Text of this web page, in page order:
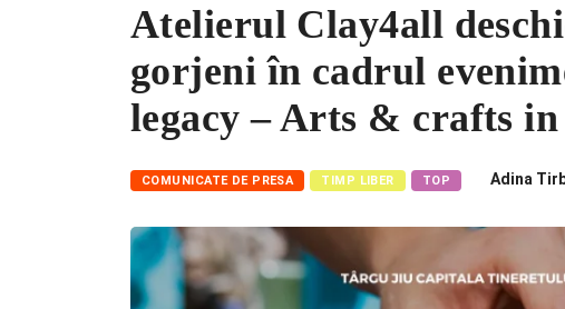
Atelierul Clay4all
gorjeni în cadrul
legacy – Arts & crafts in
COMUNICATE DE PRESA TIMP LIBER TOP Adina